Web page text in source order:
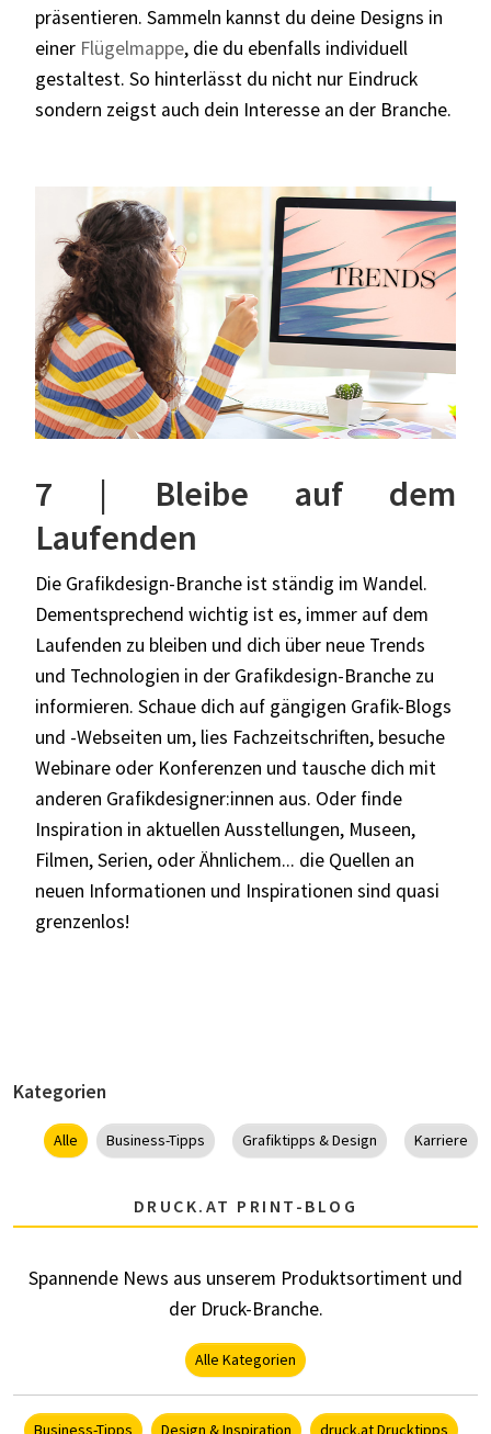
präsentieren. Sammeln kannst du deine Designs in
einer Flügelmappe, die du ebenfalls individuell
gestaltest. So hinterlässt du nicht nur Eindruck
sondern zeigst auch dein Interesse an der Branche.
7 | Bleibe auf dem
Laufenden
Die Grafikdesign-Branche ist ständig im Wandel.
Dementsprechend wichtig ist es, immer auf dem
Laufenden zu bleiben und dich über neue Trends
und Technologien in der Grafikdesign-Branche zu
informieren. Schaue dich auf gängigen Grafik-Blogs
und -Webseiten um, lies Fachzeitschriften, besuche
Webinare oder Konferenzen und tausche dich mit
anderen Grafikdesigner:innen aus. Oder finde
Inspiration in aktuellen Ausstellungen, Museen,
Filmen, Serien, oder Ähnlichem... die Quellen an
neuen Informationen und Inspirationen sind quasi
grenzenlos!
Kategorien
Alle Business-Tipps Grafiktipps & Design Karriere
DRUCK.AT PRINT-BLOG
Spannende News aus unserem Produktsortiment und
der Druck-Branche.
Alle Kategorien
Business-Tipps Design & Inspiration druck.at Drucktipps